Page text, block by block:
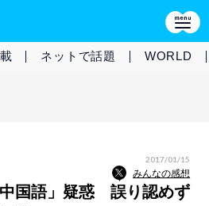
ネットで話題 WORLD
2017/01/15
みんなの感想
国語」疑惑 誤り認めず